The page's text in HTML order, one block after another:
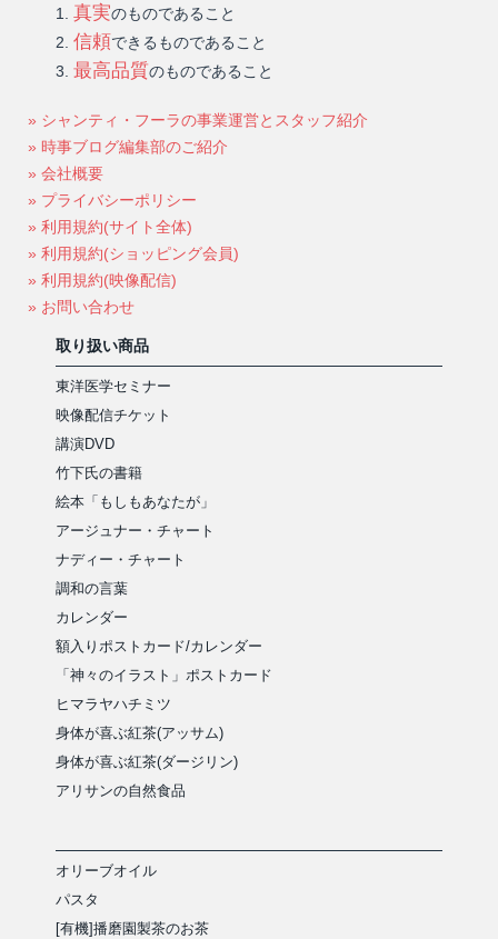
真実のものであること
信頼できるものであること
最高品質のものであること
» シャンティ・フーラの事業運営とスタッフ紹介
» 時事ブログ編集部のご紹介
» 会社概要
» プライバシーポリシー
» 利用規約(サイト全体)
» 利用規約(ショッピング会員)
» 利用規約(映像配信)
» お問い合わせ
取り扱い商品
東洋医学セミナー
映像配信チケット
講演DVD
竹下氏の書籍
絵本「もしもあなたが」
アージュナー・チャート
ナディー・チャート
調和の言葉
カレンダー
額入りポストカード/カレンダー
「神々のイラスト」ポストカード
ヒマラヤハチミツ
身体が喜ぶ紅茶(アッサム)
身体が喜ぶ紅茶(ダージリン)
アリサンの自然食品
オリーブオイル
パスタ
[有機]播磨園製茶のお茶